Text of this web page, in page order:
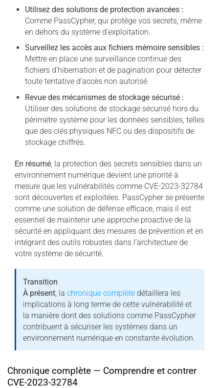
Utilisez des solutions de protection avancées :
Comme PassCypher, qui protège vos secrets, même
en dehors du système d’exploitation.
Surveillez les accès aux fichiers mémoire sensibles :
Mettre en place une surveillance continue des
fichiers d’hibernation et de pagination pour détecter
toute tentative d’accès non autorisé.
Revue des mécanismes de stockage sécurisé :
Utiliser des solutions de stockage sécurisé hors du
périmètre système pour les données sensibles, telles
que des clés physiques NFC ou des dispositifs de
stockage chiffrés.
En résumé , la protection des secrets sensibles dans un
environnement numérique devient une priorité à
mesure que les vulnérabilités comme CVE-2023-32784
sont découvertes et exploitées. PassCypher se présente
comme une solution de défense efficace, mais il est
essentiel de maintenir une approche proactive de la
sécurité en appliquant des mesures de prévention et en
intégrant des outils robustes dans l’architecture de
votre système de sécurité.
Transition
À présent, lachronique complète détaillera les
implications à long terme de cette vulnérabilité et
la manière dont des solutions comme PassCypher
contribuent à sécuriser les systèmes dans un
environnement numérique en constante évolution.
Chronique complète — Comprendre et contrer
CVE-2023-32784